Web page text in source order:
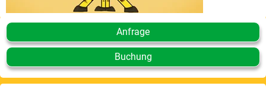
Anfrage
Buchung